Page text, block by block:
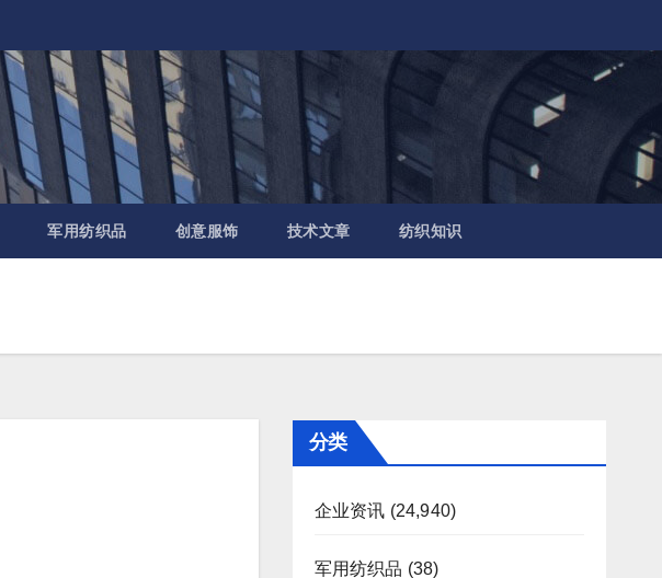
军用纺织品 创意服饰 技术文章 纺织知识
分类
企业资讯 (24,940)
军用纺织品 (38)